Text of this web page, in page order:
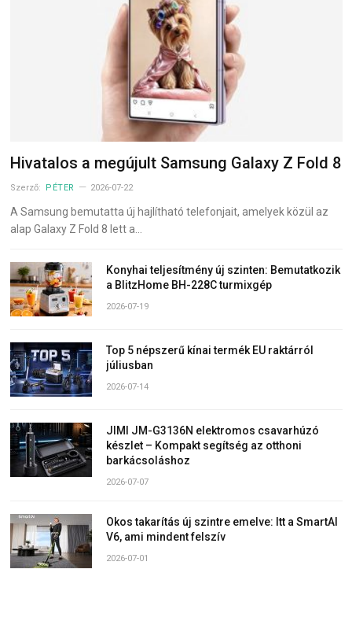
Hivatalos a megújult Samsung Galaxy Z Fold 8
Szerző: PÉTER 2026-07-22
A Samsung bemutatta új hajlítható telefonjait, amelyek közül az
alap Galaxy Z Fold 8 lett a…
Konyhai teljesítmény új szinten: Bemutatkozik
a BlitzHome BH-228C turmixgép
2026-07-19
Top 5 népszerű kínai termék EU raktárról
júliusban
2026-07-14
JIMI JM-G3136N elektromos csavarhúzó
készlet – Kompakt segítség az otthoni
barkácsoláshoz
2026-07-07
Okos takarítás új szintre emelve: Itt a SmartAI
V6, ami mindent felszív
2026-07-01